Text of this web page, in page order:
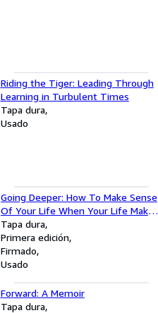
Riding the Tiger: Leading Through
Learning in Turbulent Times
Tapa dura
Usado
Going Deeper: How To Make Sense
Of Your Life When Your Life Makes
No Sense
Tapa dura
Primera edición
Firmado
Usado
Forward: A Memoir
Tapa dura